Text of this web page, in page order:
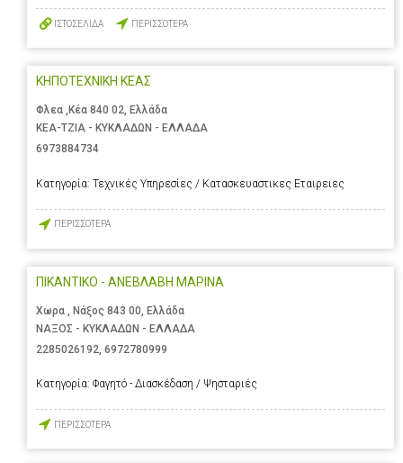
ΙΣΤΟΣΕΛΙΔΑ ΠΕΡΙΣΣΟΤΕΡΑ
ΚΗΠΟΤΕΧΝΙΚΗ ΚΕΑΣ
Φλεα ,Κέα 840 02, Ελλάδα
ΚΕΑ-ΤΖΙΑ - ΚΥΚΛΑΔΩΝ - ΕΛΛΑΔΑ
6973884734
Κατηγορία: Τεχνικές Υπηρεσίες / Κατασκευαστικες Εταιρειες
ΠΕΡΙΣΣΟΤΕΡΑ
ΠΙΚΑΝΤΙΚΟ - ΑΝΕΒΛΑΒΗ ΜΑΡΙΝΑ
Χωρα , Νάξος 843 00, Ελλάδα
ΝΑΞΟΣ - ΚΥΚΛΑΔΩΝ - ΕΛΛΑΔΑ
2285026192 6972780999
Κατηγορία: Φαγητό - Διασκέδαση / Ψησταριές
ΠΕΡΙΣΣΟΤΕΡΑ